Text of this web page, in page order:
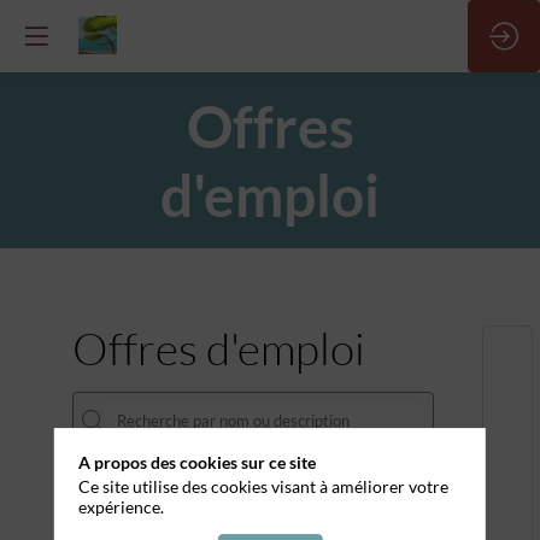
Offres
d'emploi
Offres d'emploi
ENTREPRISES
A propos des cookies sur ce site
Ce site utilise des cookies visant à améliorer votre
expérience.